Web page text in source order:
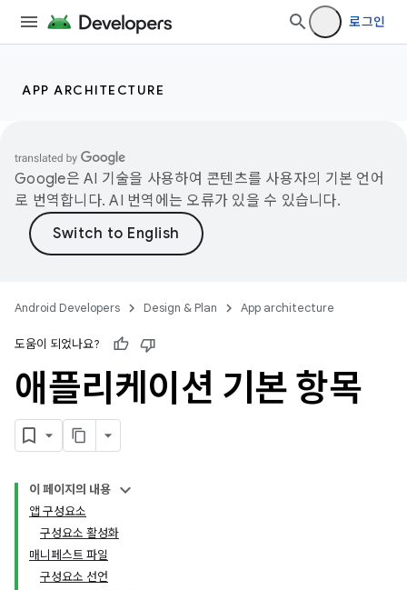
로그인
APP ARCHITECTURE
Google은 AI 기술을 사용하여 콘텐츠를 사용자의 기본 언어
로 번역합니다. AI 번역에는 오류가 있을 수 있습니다.
Android Developers Design & Plan App architecture
도움이 되었나요?
애플리케이션 기본 항목
이 페이지의 내용
앱 구성요소
구성요소 활성화
매니페스트 파일
구성요소 선언